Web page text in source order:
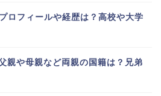
ロフィールや経歴は？高校や大学
親や母親など両親の国籍は？兄弟